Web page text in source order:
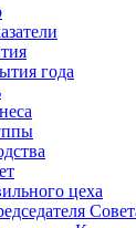
года
цеха